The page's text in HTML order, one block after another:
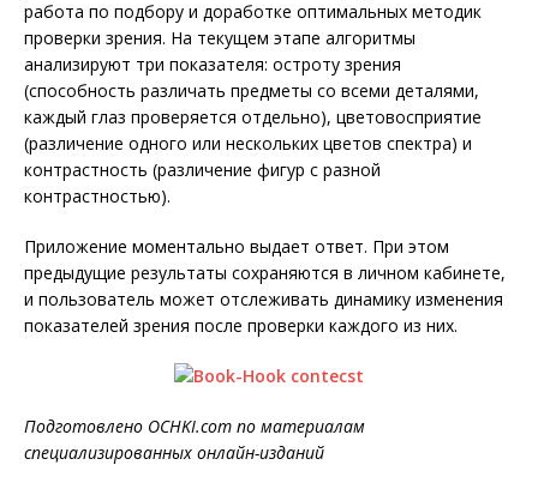
работа по подбору и доработке оптимальных методик
проверки зрения. На текущем этапе алгоритмы
анализируют три показателя: остроту зрения
(способность различать предметы со всеми деталями,
каждый глаз проверяется отдельно), цветовосприятие
(различение одного или нескольких цветов спектра) и
контрастность (различение фигур с разной
контрастностью).
Приложение моментально выдает ответ. При этом
предыдущие результаты сохраняются в личном кабинете,
и пользователь может отслеживать динамику изменения
показателей зрения после проверки каждого из них.
Подготовлено OCHKI.com по материалам
специализированных онлайн-изданий